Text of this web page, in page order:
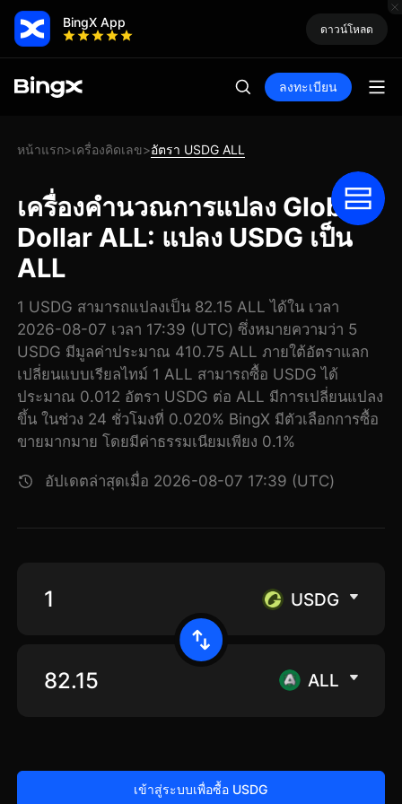
BingX App ดาวน์โหลด
ลงทะเบียน
หน้าแรก>เครื่องคิดเลข>อัตรา USDG ALL
เครื่องคำนวณการแปลง Global
Dollar ALL: แปลง USDG เป็น
ALL
1 USDG สามารถแปลงเป็น 82.15 ALL ได้ใน เวลา
2026-08-07 เวลา 17:39 (UTC) ซึ่งหมายความว่า 5
USDG มีมูลค่าประมาณ 410.75 ALL ภายใต้อัตราแลก
เปลี่ยนแบบเรียลไทม์ 1 ALL สามารถซื้อ USDG ได้
ประมาณ 0.012 อัตรา USDG ต่อ ALL มีการเปลี่ยนแปลง
ขึ้น ในช่วง 24 ชั่วโมงที่ 0.020% BingX มีตัวเลือกการซื้อ
ขายมากมาย โดยมีค่าธรรมเนียมเพียง 0.1%
อัปเดตล่าสุดเมื่อ 2026-08-07 17:39 (UTC)
USDG
ALL
เข้าสู่ระบบเพื่อซื้อ USDG